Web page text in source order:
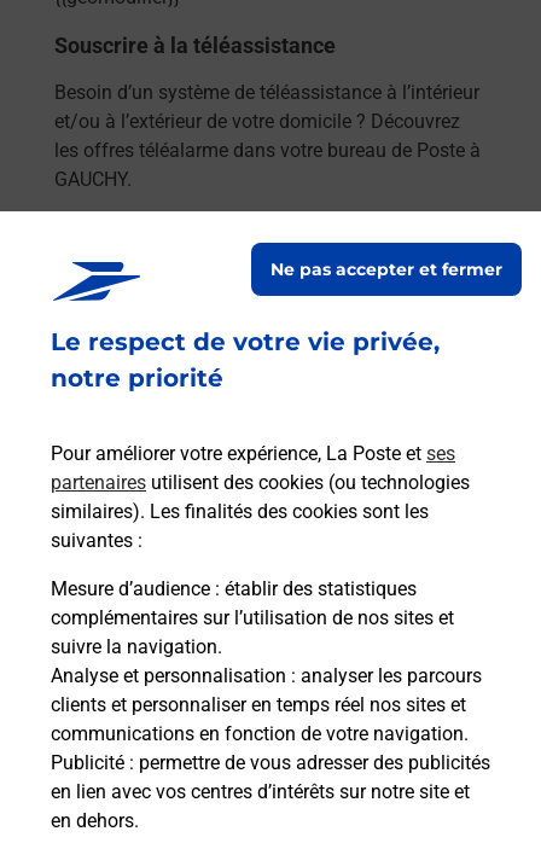
Le respect de votre vie privée,
notre priorité
Pour améliorer votre expérience, La Poste et ses
partenaires utilisent des cookies (ou technologies
similaires). Les finalités des cookies sont les
suivantes :
Mesure d’audience : établir des statistiques
complémentaires sur l’utilisation de nos sites et
suivre la navigation.
Analyse et personnalisation : analyser les parcours
clients et personnaliser en temps réel nos sites et
communications en fonction de votre navigation.
Publicité : permettre de vous adresser des publicités
en lien avec vos centres d’intérêts sur notre site et
en dehors.
Ne pas accepter et fermer
Souscrire à la téléassistance
Besoin d’un système de téléassistance à l’intérieur
et/ou à l’extérieur de votre domicile ? Découvrez
les offres téléalarme dans votre bureau de Poste à
GAUCHY.
En savoir plus
Code de la route auto ou moto
Découvrez l'offre proposée par La Poste.
En savoir plus
Permis Bateau
Vous cherchez à passer votre permis bateau à
Gauchy (02430) ? Découvrez l'offre proposée par
La Poste.
En savoir plus